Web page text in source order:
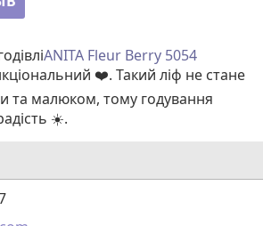
ANITA Fleur Berry 5054
❤️. Такий ліф не стане
та малюком, тому годування
☀️.